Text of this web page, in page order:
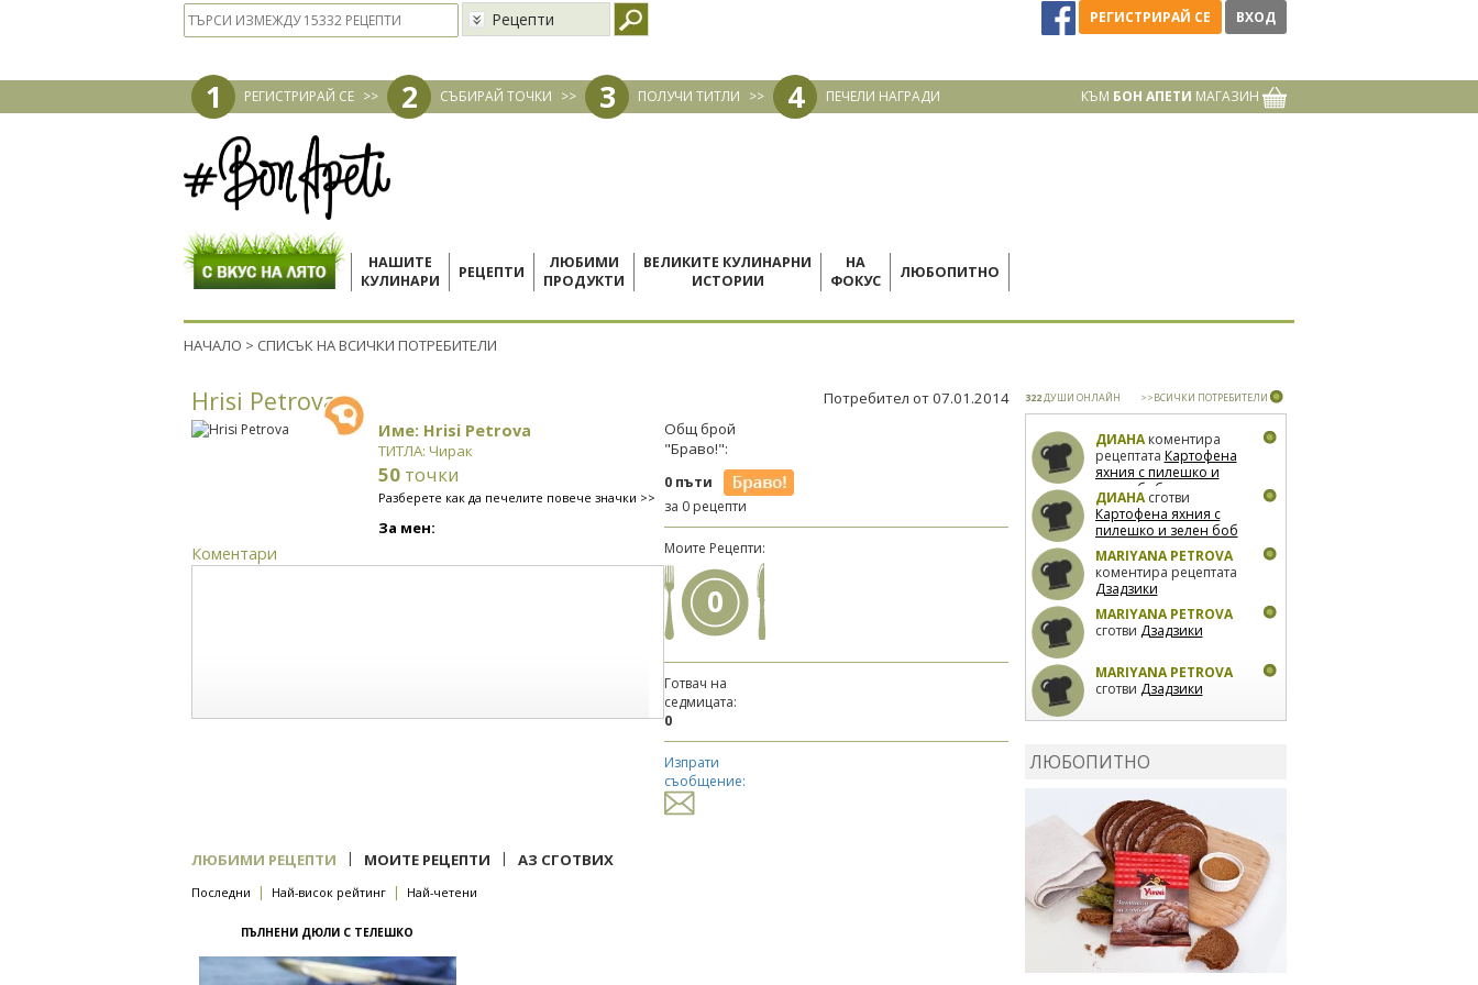
Рецепти РЕГИСТРИРАЙ СЕ ВХОД
1 РЕГИСТРИРАЙ СЕ >> 2 СЪБИРАЙ ТОЧКИ >> 3 ПОЛУЧИ ТИТЛИ >> 4 ПЕЧЕЛИ НАГРАДИ КЪМ БОН АПЕТИ МАГАЗИН
НАШИТЕ
КУЛИНАРИ
РЕЦЕПТИ
ЛЮБИМИ
ПРОДУКТИ
ВЕЛИКИТЕ КУЛИНАРНИ
ИСТОРИИ
НА
ФОКУС
ЛЮБОПИТНО
НАЧАЛО > СПИСЪК НА ВСИЧКИ ПОТРЕБИТЕЛИ
Hrisi Petrova Потребител от 07.01.2014
Име: Hrisi Petrova
ТИТЛА: Чирак
50 точки
Разберете как да печелите повече значки >>
За мен:
Коментари
Общ брой
"Браво!":
0 пъти
за 0 рецепти
Моите Рецепти:
0
Готвач на
седмицата:
0
Изпрати
съобщение:
ЛЮБИМИ РЕЦЕПТИ | МОИТЕ РЕЦЕПТИ | АЗ СГОТВИХ
Последни | Най-висок рейтинг | Най-четени
ПЪЛНЕНИ ДЮЛИ С ТЕЛЕШКО
322ДУШИ ОНЛАЙН >>ВСИЧКИ ПОТРЕБИТЕЛИ
ДИАНАкоментира
рецептата Картофена
яхния с пилешко и
зелен боб
ДИАНАсготви
Картофена яхния с
пилешко и зелен боб
MARIYANA PETROVA
коментира рецептата
Дзадзики
MARIYANA PETROVA
сготви Дзадзики
MARIYANA PETROVA
сготви Дзадзики
фурна
рецептатаСвински
ребра с печени
картофи
ЛЮБОПИТНО